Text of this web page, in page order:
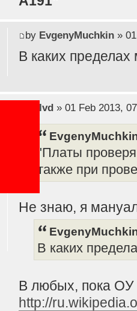
by EvgenyMuchkin» 01
В каких
lvd» 01 Feb 2013,
"Платы
также при
Не знаю, я
В каких
В любых, пока ОУ
http://